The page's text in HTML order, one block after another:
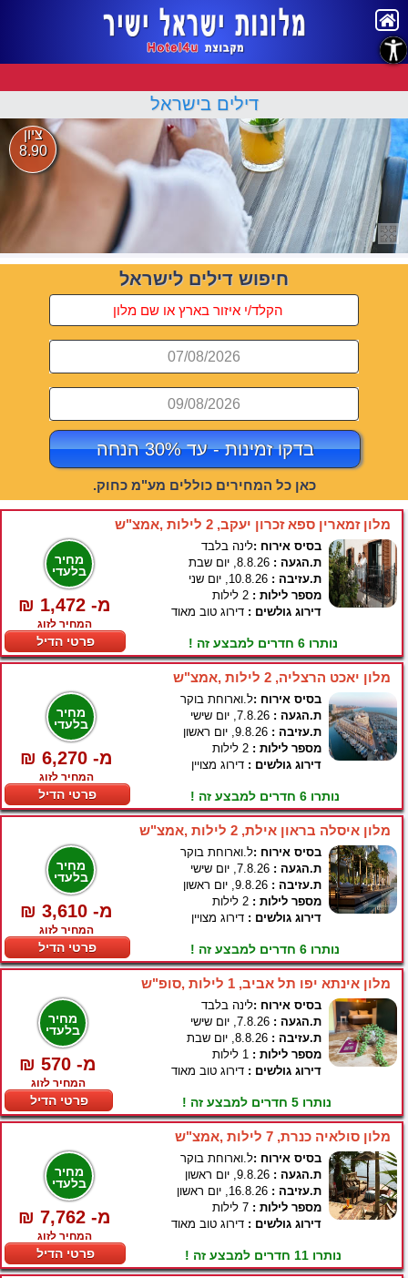
דילים בישראל
ציון
8.90
חיפוש דילים לישראל
07/08/2026
09/08/2026
בדקו זמינות - עד 30% הנחה
כאן כל המחירים כוללים מע"מ כחוק.
מלון זמארין ספא זכרון יעקב, 2 לילות ,אמצ"ש
מחיר
בלעדי
₪ 1,472 -מ
המחיר לזוג
פרטי הדיל
בסיס אירוח :לינה בלבד
ת.הגעה :
ת.עזיבה :
מספר לילות :
דירוג גולשים : דירוג טוב מאוד
נותרו 6 חדרים למבצע זה !
מלון יאכט הרצליה, 2 לילות ,אמצ"ש
מחיר
בלעדי
₪ 6,270 -מ
המחיר לזוג
פרטי הדיל
בסיס אירוח :ל.וארוחת בוקר
ת.הגעה :
ת.עזיבה :
מספר לילות :
דירוג גולשים : דירוג מצויין
נותרו 6 חדרים למבצע זה !
מלון איסלה בראון אילת, 2 לילות ,אמצ"ש
מחיר
בלעדי
₪ 3,610 -מ
המחיר לזוג
פרטי הדיל
בסיס אירוח :ל.וארוחת בוקר
ת.הגעה :
ת.עזיבה :
מספר לילות :
דירוג גולשים : דירוג מצויין
נותרו 6 חדרים למבצע זה !
מלון אינתא יפו תל אביב, 1 לילות ,סופ"ש
מחיר
בלעדי
₪ 570 -מ
המחיר לזוג
פרטי הדיל
בסיס אירוח :לינה בלבד
ת.הגעה :
ת.עזיבה :
מספר לילות :
דירוג גולשים : דירוג טוב מאוד
נותרו 5 חדרים למבצע זה !
מלון סולאיה כנרת, 7 לילות ,אמצ"ש
מחיר
בלעדי
₪ 7,762 -מ
המחיר לזוג
פרטי הדיל
בסיס אירוח :ל.וארוחת בוקר
ת.הגעה :
ת.עזיבה :
מספר לילות :
דירוג גולשים : דירוג טוב מאוד
נותרו 11 חדרים למבצע זה !
נגישות